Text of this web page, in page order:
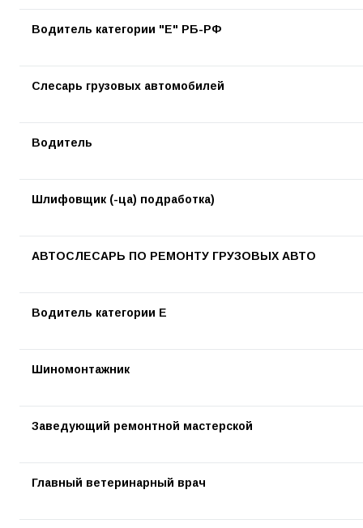
Водитель категории "Е" РБ-РФ
Слесарь грузовых автомобилей
Водитель
Шлифовщик (-ца) подработка)
АВТОСЛЕСАРЬ ПО РЕМОНТУ ГРУЗОВЫХ АВТО
Водитель категории Е
Шиномонтажник
Заведующий ремонтной мастерской
Главный ветеринарный врач